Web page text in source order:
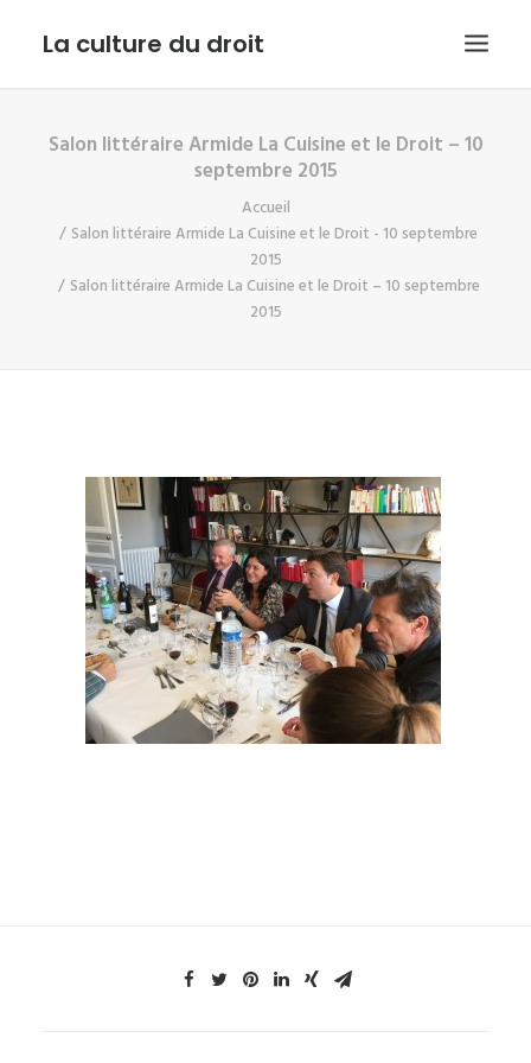
La culture du droit
EDITO
LES INTERVIEWS D’ARMIDE
LE SERVICE PUBLIC DANS TOUT SON ETAT
Salon littéraire Armide La Cuisine et le Droit – 10
septembre 2015
Accueil
Salon littéraire Armide La Cuisine et le Droit - 10 septembre
2015
Salon littéraire Armide La Cuisine et le Droit – 10 septembre
2015